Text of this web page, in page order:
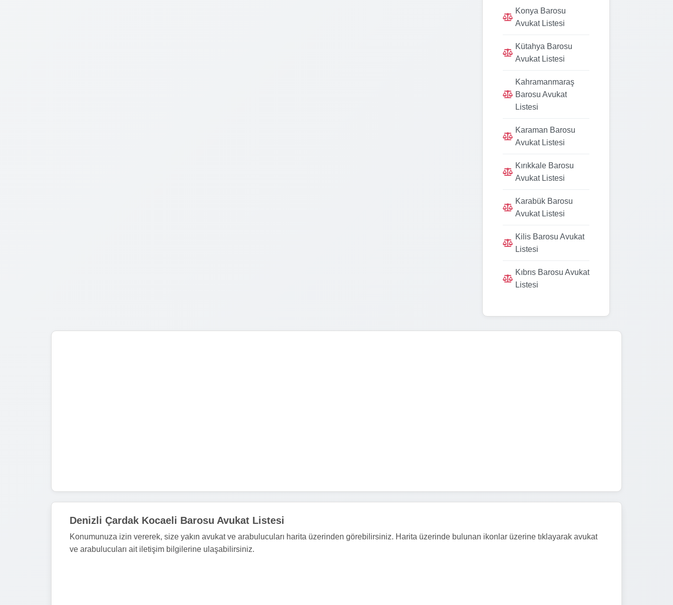
Konya Barosu
Avukat Listesi
Kütahya Barosu
Avukat Listesi
Kahramanmaraş
Barosu Avukat
Listesi
Karaman Barosu
Avukat Listesi
Kırıkkale Barosu
Avukat Listesi
Karabük Barosu
Avukat Listesi
Kilis Barosu Avukat
Listesi
Kıbrıs Barosu Avukat
Listesi
Denizli Çardak Kocaeli Barosu Avukat Listesi
Konumunuza izin vererek, size yakın avukat ve arabulucuları harita üzerinden görebilirsiniz. Harita üzerinde bulunan ikonlar üzerine tıklayarak avukat
ve arabulucuları ait iletişim bilgilerine ulaşabilirsiniz.